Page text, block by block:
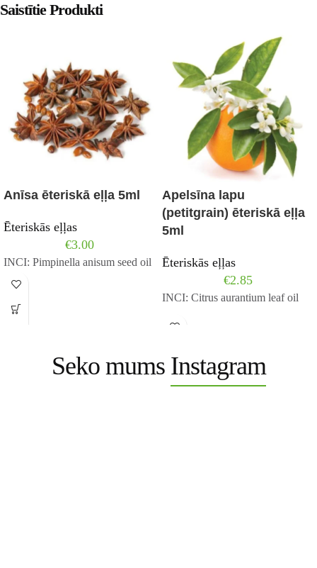
Saistītie Produkti
Anīsa ēteriskā eļļa 5ml
Ēteriskās eļļas
€3.00
INCI: Pimpinella anisum seed oil
Apelsīna lapu
(petitgrain) ēteriskā eļļa
5ml
Ēteriskās eļļas
€2.85
INCI: Citrus aurantium leaf oil
Seko mums Instagram